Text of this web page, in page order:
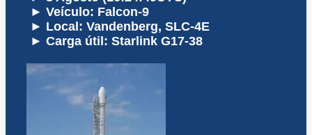
► Veículo: Falcon-9
► Local: Vandenberg, SLC-4E
► Carga útil: Starlink G17-38